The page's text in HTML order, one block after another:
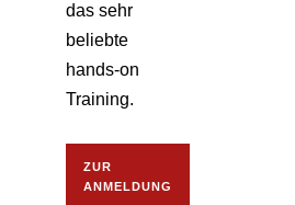
das sehr
beliebte
hands-on
Training.
ZUR
ANMELDUNG